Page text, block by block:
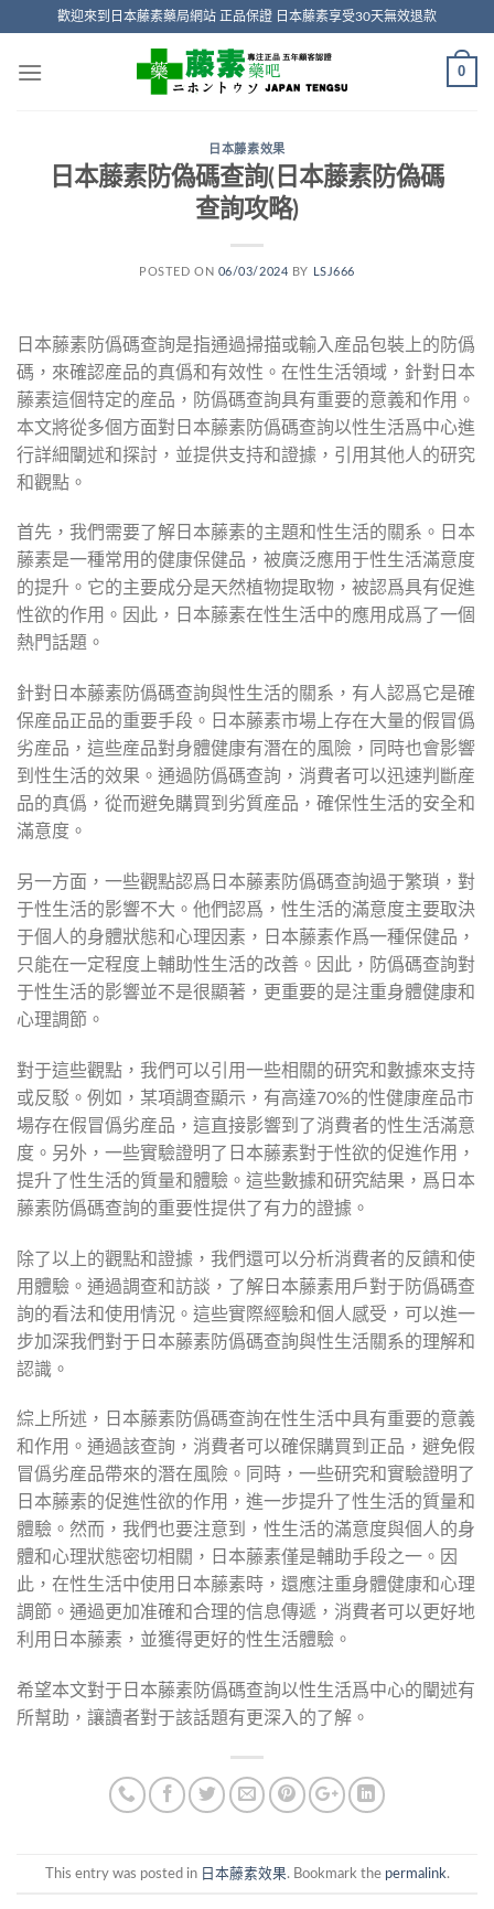
content
歡迎來到日本藤素藥局網站 正品保證 日本藤素享受30天無效退款
0
日本藤素效果
日本藤素防偽碼查詢(日本藤素防偽碼
查詢攻略)
POSTED ON 06/03/2024 BY LSJ666
日本藤素防僞碼查詢是指通過掃描或輸入産品包裝上的防僞
碼，來確認産品的真僞和有效性。在性生活領域，針對日本
藤素這個特定的産品，防僞碼查詢具有重要的意義和作用。
本文將從多個方面對日本藤素防僞碼查詢以性生活爲中心進
行詳細闡述和探討，並提供支持和證據，引用其他人的研究
和觀點。
首先，我們需要了解日本藤素的主題和性生活的關系。日本
藤素是一種常用的健康保健品，被廣泛應用于性生活滿意度
的提升。它的主要成分是天然植物提取物，被認爲具有促進
性欲的作用。因此，日本藤素在性生活中的應用成爲了一個
熱門話題。
針對日本藤素防僞碼查詢與性生活的關系，有人認爲它是確
保産品正品的重要手段。日本藤素市場上存在大量的假冒僞
劣産品，這些産品對身體健康有潛在的風險，同時也會影響
到性生活的效果。通過防僞碼查詢，消費者可以迅速判斷産
品的真僞，從而避免購買到劣質産品，確保性生活的安全和
滿意度。
另一方面，一些觀點認爲日本藤素防僞碼查詢過于繁瑣，對
于性生活的影響不大。他們認爲，性生活的滿意度主要取決
于個人的身體狀態和心理因素，日本藤素作爲一種保健品，
只能在一定程度上輔助性生活的改善。因此，防僞碼查詢對
于性生活的影響並不是很顯著，更重要的是注重身體健康和
心理調節。
對于這些觀點，我們可以引用一些相關的研究和數據來支持
或反駁。例如，某項調查顯示，有高達70%的性健康産品市
場存在假冒僞劣産品，這直接影響到了消費者的性生活滿意
度。另外，一些實驗證明了日本藤素對于性欲的促進作用，
提升了性生活的質量和體驗。這些數據和研究結果，爲日本
藤素防僞碼查詢的重要性提供了有力的證據。
除了以上的觀點和證據，我們還可以分析消費者的反饋和使
用體驗。通過調查和訪談，了解日本藤素用戶對于防僞碼查
詢的看法和使用情況。這些實際經驗和個人感受，可以進一
步加深我們對于日本藤素防僞碼查詢與性生活關系的理解和
認識。
綜上所述，日本藤素防僞碼查詢在性生活中具有重要的意義
和作用。通過該查詢，消費者可以確保購買到正品，避免假
冒僞劣産品帶來的潛在風險。同時，一些研究和實驗證明了
日本藤素的促進性欲的作用，進一步提升了性生活的質量和
體驗。然而，我們也要注意到，性生活的滿意度與個人的身
體和心理狀態密切相關，日本藤素僅是輔助手段之一。因
此，在性生活中使用日本藤素時，還應注重身體健康和心理
調節。通過更加准確和合理的信息傳遞，消費者可以更好地
利用日本藤素，並獲得更好的性生活體驗。
希望本文對于日本藤素防僞碼查詢以性生活爲中心的闡述有
所幫助，讓讀者對于該話題有更深入的了解。
This entry was posted in 日本藤素效果. Bookmark the permalink.